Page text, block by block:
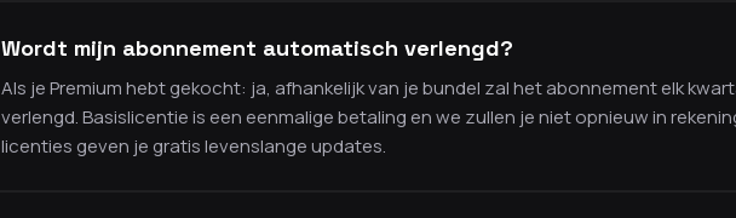
Wordt mijn abonnement automatisch verlengd?
Als je Premium hebt gekocht: ja, afhankelijk van je bundel zal het abonnement elk
verlengd. Basislicentie is een eenmalige betaling en we zullen je niet opnieuw in
licenties geven je gratis levenslange updates.